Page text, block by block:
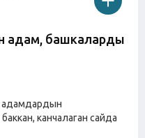
адам, башкаларды
адамдардын
канчалаган сайда